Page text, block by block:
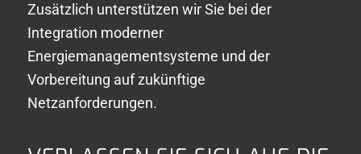
Zusätzlich unterstützen wir Sie bei der
Integration moderner
Energiemanagementsysteme und der
Vorbereitung auf zukünftige
Netzanforderungen.